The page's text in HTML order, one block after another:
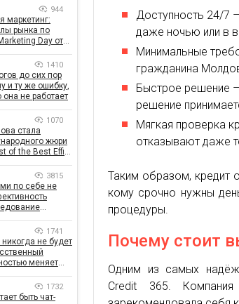
Доступность 24/7
даже ночью или в
Минимальные
гражданина
Быстрое решение
решение
Мягкая проверка
отказывают даже
Таким образом, кредит
кому срочно нужны
процедуры.
Почему стоит
Одним из самых
Credit 365.
944
маркетинг:
рынка по
Day от
1410
до сих пор
и ту же ошибку,
она не работает
1070
стала
жюри
of the Best Effie
3815
по себе не
1741
не будет
меняет
1732
быть чат-